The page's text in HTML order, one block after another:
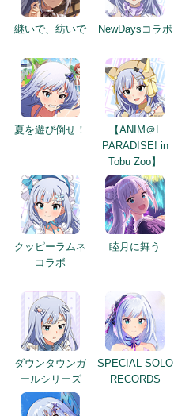
継いで、紡いで NewDaysコラボ
夏を遊び倒せ！
【ANIM＠L
PARADISE! in
Tobu Zoo】
クッピーラムネ
コラボ
睦月に舞う
ダウンタウンガ
ールシリーズ
SPECIAL SOLO
RECORDS